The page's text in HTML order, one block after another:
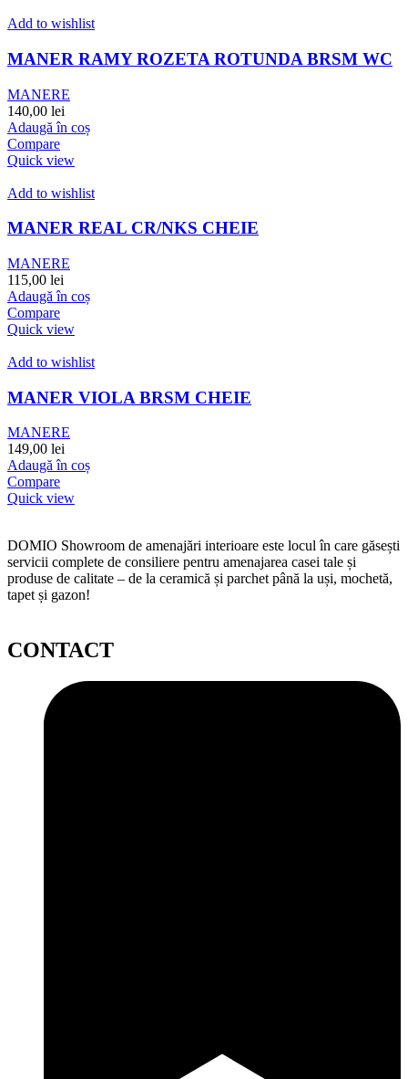
Add to wishlist
MANER RAMY ROZETA ROTUNDA BRSM WC
MANERE
140,00 lei
Adaugă în coș
Compare
Quick view
Add to wishlist
MANER REAL CR/NKS CHEIE
MANERE
115,00 lei
Adaugă în coș
Compare
Quick view
Add to wishlist
MANER VIOLA BRSM CHEIE
MANERE
149,00 lei
Adaugă în coș
Compare
Quick view
DOMIO Showroom de amenajări interioare este locul în care găsești
servicii complete de consiliere pentru amenajarea casei tale și
produse de calitate – de la ceramică și parchet până la uși, mochetă,
tapet și gazon!
CONTACT